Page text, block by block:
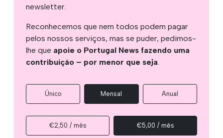
newsletter.
Reconhecemos que nem todos podem pagar
pelos nossos serviços, mas se puder, pedimos-
lhe que apoie o Portugal News fazendo uma
contribuição – por menor que seja.
Único Mensal Anual
€2,50 / mês €5,00 / mês